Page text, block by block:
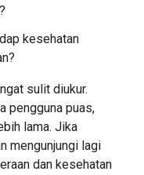
kesehatan
sulit diukur.
pengguna puas,
lama. Jika
mengunjungi lagi
dan kesehatan